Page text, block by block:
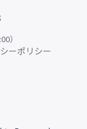
）
ーポリシー